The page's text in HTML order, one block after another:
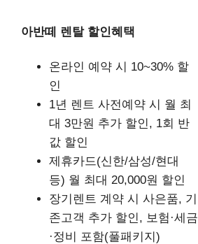
아반떼 렌탈 할인혜택
온라인 예약 시 10~30% 할
인
1년 렌트 사전예약 시 월 최
대 3만원 추가 할인, 1회 반
값 할인
제휴카드(신한/삼성/현대
등) 월 최대 20,000원 할인
장기렌트 계약 시 사은품, 기
존고객 추가 할인, 보험·세금
·정비 포함(풀패키지)